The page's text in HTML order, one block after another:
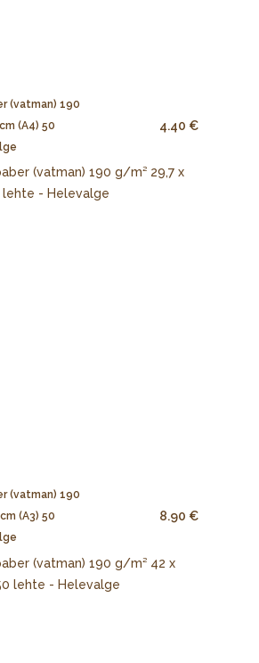
(vatman) 190
(A4) 50
4.40 €
(vatman) 190
(A3) 50
8.90 €